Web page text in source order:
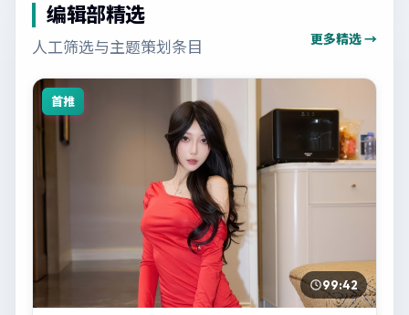
编辑部精选
人工筛选与主题策划条目 更多精选 →
首推
99:42